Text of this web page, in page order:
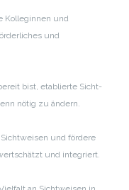
Kolleginnen und
und
bist, etablierte Sicht-
nötig zu ändern.
und fördere
und integriert.